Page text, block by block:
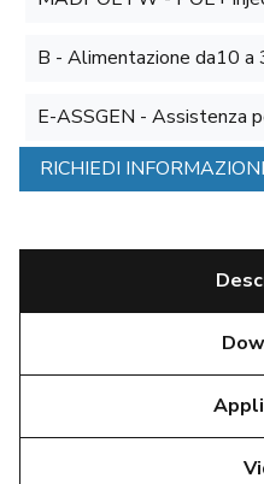
B - Alimentazione da10 a
E-ASSGEN - Assistenza
RICHIEDI INFORMAZIONI